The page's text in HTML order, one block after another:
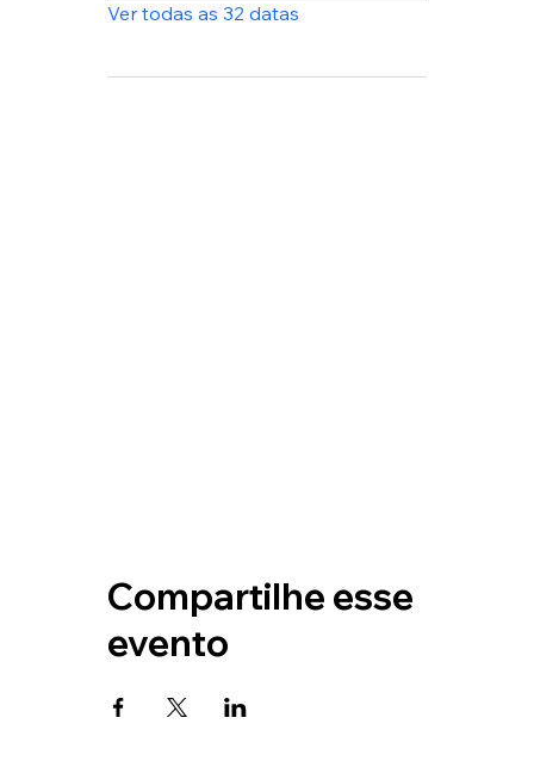
Ver todas as 32 datas
Compartilhe esse
evento